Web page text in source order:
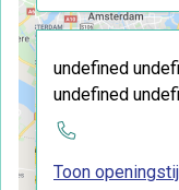
undefined
undefined
Toon